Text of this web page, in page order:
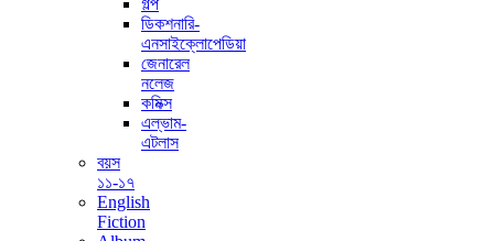
ডিকশনারি-
এনসাইক্লোপেডিয়া
জেনারেল
নলেজ
কমিক্স
এল্ভাম-
এটলাস
বয়স
১১-১৭
English
Fiction